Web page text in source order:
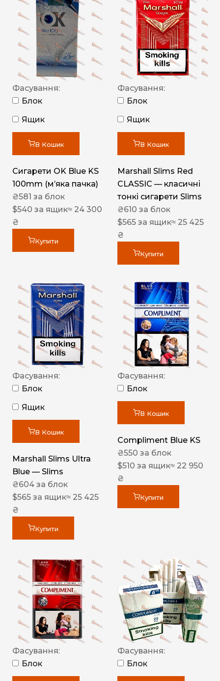
Фасування:
Блок
Ящик
В Кошик
Сигарети OK Blue KS
100mm (м’яка пачка)
₴581 за блок
$540 за ящик≈ 24 300
₴
Купити
Фасування:
Блок
Ящик
В Кошик
Marshall Slims Red
CLASSIC — класичні
тонкі сигарети Slims
₴610 за блок
$565 за ящик≈ 25 425
₴
Купити
Фасування:
Блок
Ящик
В Кошик
Marshall Slims Ultra
Blue — Slims
₴604 за блок
$565 за ящик≈ 25 425
₴
Купити
Фасування:
Блок
В Кошик
Compliment Blue KS
₴550 за блок
$510 за ящик≈ 22 950
₴
Купити
Фасування:
Блок
Фасування:
Блок